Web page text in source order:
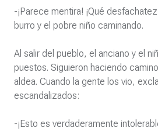
-¡Parece mentira! ¡Qué
burro y el pobre niño caminando.
Al salir del pueblo, el anciano y el
puestos. Siguieron haciendo
aldea. Cuando la gente los vio,
escandalizados:
-¡Esto es verdaderamente